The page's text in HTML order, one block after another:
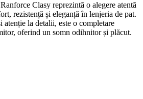
Clasy reprezintă o alegere atentă
rezistență și eleganță în lenjeria de pat.
la detalii, este o completare
oferind un somn odihnitor și plăcut.